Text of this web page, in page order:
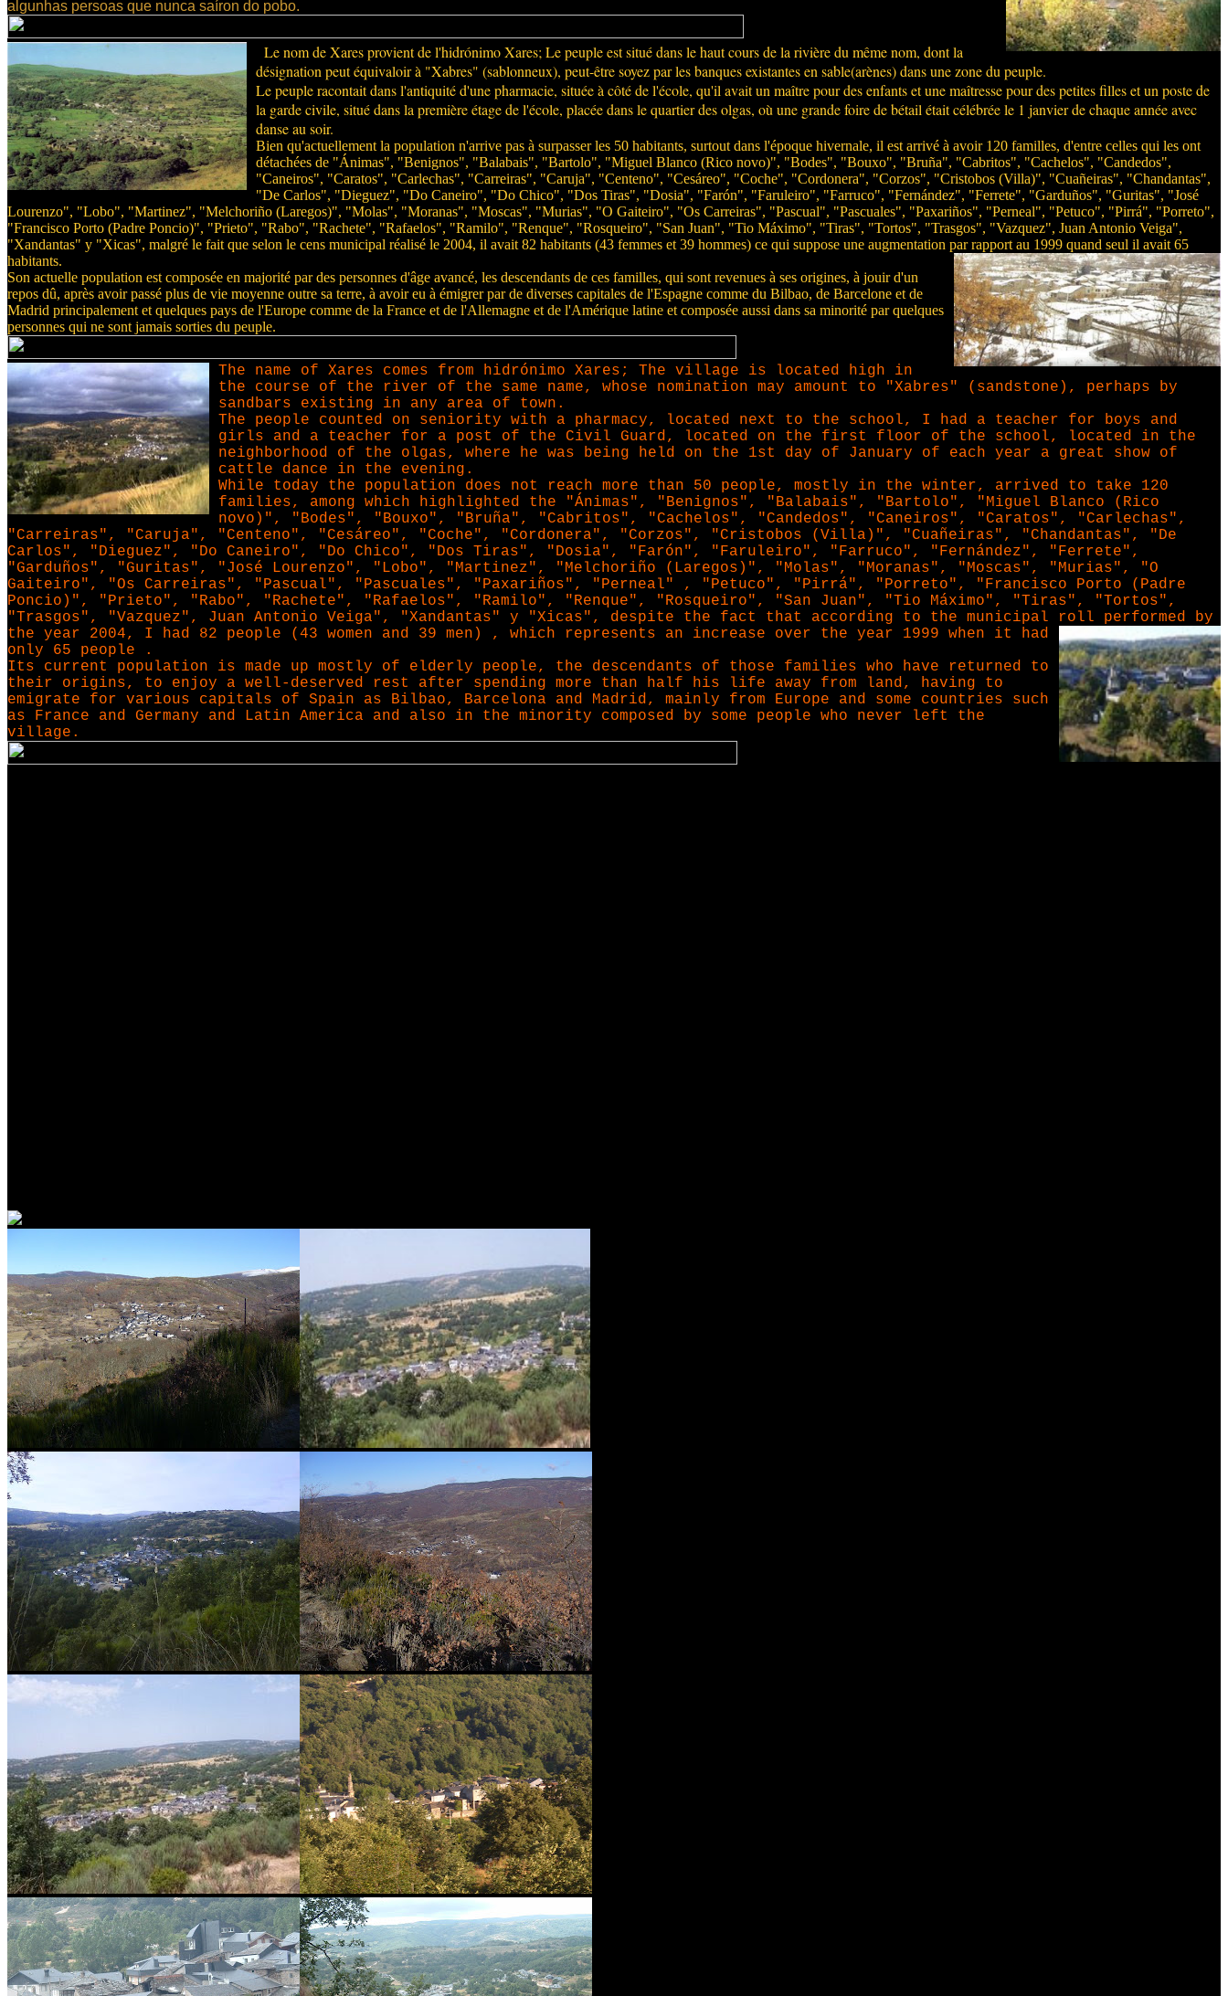
algunhas persoas que nunca saíron do pobo.
Le nom de Xares provient de l'hidrónimo Xares; Le peuple est situé dans le haut cours de la rivière du même nom, dont la
désignation peut équivaloir à "Xabres" (sablonneux), peut-être soyez par les banques existantes en sable(arènes) dans une zone du peuple.
Le peuple racontait dans l'antiquité d'une pharmacie, située à côté de l'école, qu'il avait un maître pour des enfants et une maîtresse pour des petites filles et un poste de
la garde civile, situé dans la première étage de l'école, placée dans le quartier des olgas, où une grande foire de bétail était célébrée le 1 janvier de chaque année avec
danse au soir.
Bien qu'actuellement la population n'arrive pas à surpasser les 50 habitants, surtout dans l'époque hivernale, il est arrivé à avoir 120 familles, d'entre celles qui les ont
détachées de "Ánimas", "Benignos", "Balabais", "Bartolo", "Miguel Blanco (Rico novo)", "Bodes", "Bouxo", "Bruña", "Cabritos", "Cachelos", "Candedos",
"Caneiros", "Caratos", "Carlechas", "Carreiras", "Caruja", "Centeno", "Cesáreo", "Coche", "Cordonera", "Corzos", "Cristobos (Villa)", "Cuañeiras", "Chandantas",
"De Carlos", "Dieguez", "Do Caneiro", "Do Chico", "Dos Tiras", "Dosia", "Farón", "Faruleiro", "Farruco", "Fernández", "Ferrete", "Garduños", "Guritas", "José
Lourenzo", "Lobo", "Martinez", "Melchoriño (Laregos)", "Molas", "Moranas", "Moscas", "Murias", "O Gaiteiro", "Os Carreiras", "Pascual", "Pascuales", "Paxariños", "Perneal", "Petuco", "Pirrá", "Porreto",
"Francisco Porto (Padre Poncio)", "Prieto", "Rabo", "Rachete", "Rafaelos", "Ramilo", "Renque", "Rosqueiro", "San Juan", "Tio Máximo", "Tiras", "Tortos", "Trasgos", "Vazquez", Juan Antonio Veiga",
"Xandantas" y "Xicas", malgré le fait que selon le cens municipal réalisé le 2004, il avait 82 habitants (43 femmes et 39 hommes) ce qui suppose une augmentation par rapport au 1999 quand seul il avait 65
habitants.
Son actuelle population est composée en majorité par des personnes d'âge avancé, les descendants de ces familles, qui sont revenues à ses origines, à jouir d'un
repos dû, après avoir passé plus de vie moyenne outre sa terre, à avoir eu à émigrer par de diverses capitales de l'Espagne comme du Bilbao, de Barcelone et de
Madrid principalement et quelques pays de l'Europe comme de la France et de l'Allemagne et de l'Amérique latine et composée aussi dans sa minorité par quelques
personnes qui ne sont jamais sorties du peuple.
The name of Xares comes from hidrónimo Xares; The village is located high in
the course of the river of the same name, whose nomination may amount to "Xabres" (sandstone), perhaps by
sandbars existing in any area of town.
The people counted on seniority with a pharmacy, located next to the school, I had a teacher for boys and
girls and a teacher for a post of the Civil Guard, located on the first floor of the school, located in the
neighborhood of the olgas, where he was being held on the 1st day of January of each year a great show of
cattle dance in the evening.
While today the population does not reach more than 50 people, mostly in the winter, arrived to take 120
families, among which highlighted the "Ánimas", "Benignos", "Balabais", "Bartolo", "Miguel Blanco (Rico
novo)", "Bodes", "Bouxo", "Bruña", "Cabritos", "Cachelos", "Candedos", "Caneiros", "Caratos", "Carlechas",
"Carreiras", "Caruja", "Centeno", "Cesáreo", "Coche", "Cordonera", "Corzos", "Cristobos (Villa)", "Cuañeiras", "Chandantas", "De
Carlos", "Dieguez", "Do Caneiro", "Do Chico", "Dos Tiras", "Dosia", "Farón", "Faruleiro", "Farruco", "Fernández", "Ferrete",
"Garduños", "Guritas", "José Lourenzo", "Lobo", "Martinez", "Melchoriño (Laregos)", "Molas", "Moranas", "Moscas", "Murias", "O
Gaiteiro", "Os Carreiras", "Pascual", "Pascuales", "Paxariños", "Perneal"
, "Petuco", "Pirrá", "Porreto", "Francisco Porto (Padre
Poncio)", "Prieto", "Rabo", "Rachete", "Rafaelos", "Ramilo", "Renque", "Rosqueiro", "San Juan", "Tio Máximo", "Tiras", "Tortos",
"Trasgos", "Vazquez", Juan Antonio Veiga", "Xandantas" y "Xicas", despite the fact that according to the municipal roll performed by
the year 2004, I had 82 people (43 women and 39 men)
, which represents an increase over the year 1999 when it had
only 65 people .
Its current population is made up mostly of elderly people, the descendants of those families who have returned to
their origins, to enjoy a well-deserved rest after spending more than half his life away from land, having to
emigrate for various capitals of Spain as Bilbao, Barcelona and Madrid, mainly from Europe and some countries such
as France and Germany and Latin America and also in the minority composed by some people who never left the
village.